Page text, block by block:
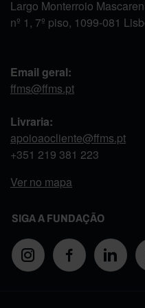
Largo Monterroio
nº 1, 7º piso, 1099-081
Email geral:
ffms@ffms.pt
Livraria:
apoioaocliente@ffms.pt
+351 219 381 223
Ver no mapa
SIGA A FUNDAÇÃO